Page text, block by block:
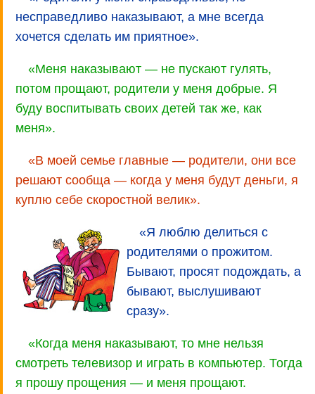
несправедливо наказывают, а мне всегда
хочется сделать им приятное».
«Меня наказывают — не пускают гулять,
потом прощают, родители у меня добрые. Я
буду воспитывать своих детей так же, как
меня».
«В моей семье главные — родители, они все
решают сообща — когда у меня будут деньги, я
куплю себе скоростной велик».
«Я люблю делиться с
родителями о прожитом.
Бывают, просят подождать, а
бывают, выслушивают
сразу».
«Когда меня наказывают, то мне нельзя
смотреть телевизор и играть в компьютер. Тогда
я прошу прощения — и меня прощают.